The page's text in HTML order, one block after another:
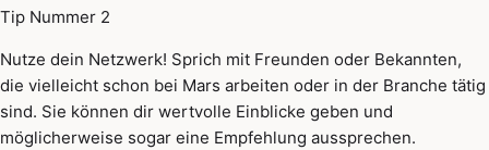
Tip Nummer 2
Nutze dein Netzwerk! Sprich mit Freunden oder Bekannten,
die vielleicht schon bei Mars arbeiten oder in der Branche tätig
sind. Sie können dir wertvolle Einblicke geben und
möglicherweise sogar eine Empfehlung aussprechen.